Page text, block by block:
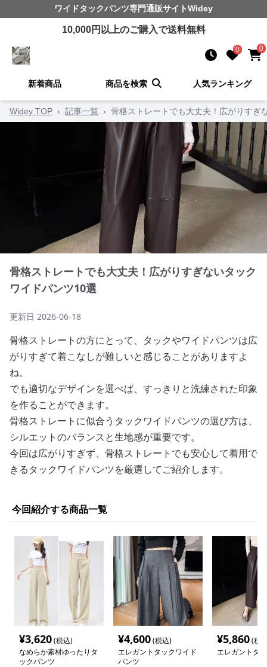
ワイドタックパンツ専門通販サイトWidey
10,000円以上のご購入で送料無料
0 0
新着商品 商品を検索 人気ランキング
Widey TOP › 記事一覧 › 骨格ストレートでも大丈夫！広がりすぎ
骨格ストレートでも大丈夫！広がりすぎないタック
ワイドパンツ10選
更新日 2026-06-18
骨格ストレートの方にとって、タックやワイドパンツは広
がりすぎて着こなしが難しいと感じることがありますよ
ね。
でも適切なデザインを選べば、すっきりと洗練された印象
を作ることができます。
骨格ストレートに似合うタックワイドパンツの選び方は、
シルエットのバランスと生地感が重要です。
今回は広がりすぎず、骨格ストレートでも安心して着用で
きるタックワイドパンツを厳選してご紹介します。
今回紹介する商品一覧
¥3,620(税込)
なめらか素材ゆったりタ
ックパンツ
¥4,600(税込)
エレガントタックワイド
パンツ
¥5,860(税
エレガントタ